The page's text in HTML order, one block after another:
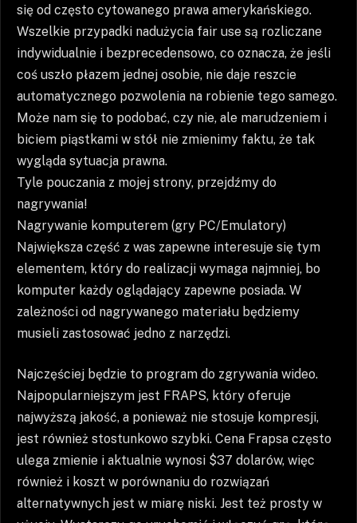
się od często cytowanego prawa amerykańskiego.
Wszelkie przypadki nadużycia fair use są rozliczane
indywidualnie i bezprecedensowo, co oznacza, że jeśli
coś uszło płazem jednej osobie, nie daje reszcie
automatycznego pozwolenia na robienie tego samego.
Może nam się to podobać, czy nie, ale marudzeniem i
biciem piąstkami w stół nie zmienimy faktu, że tak
wygląda sytuacja prawna.
Tyle pouczania z mojej strony, przejdźmy do
nagrywania!
Nagrywanie komputerem (gry PC/Emulatory)
Największa część z was zapewne interesuje się tym
elementem, który do realizacji wymaga najmniej, bo
komputer każdy oglądający zapewne posiada. W
zależności od nagrywanego materiału będziemy
musieli zastosować jedno z narzędzi.
Najczęściej będzie to program do zgrywania wideo.
Najpopularniejszym jest FRAPS, który oferuje
najwyższą jakość, a ponieważ nie stosuje kompresji,
jest również stostunkowo szybki. Cena Frapsa często
ulega zmienie i aktualnie wynosi $37 dolarów, więc
również i koszt w porównaniu do rozwiązań
alternatywnych jest w miarę niski. Jest też prosty w